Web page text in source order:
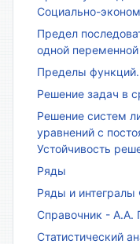
Социально-
Предел
одной переменной
Пределы
Решение задач в
Решение систем
уравнений с
Устойчивость
Ряды
Ряды и интегралы
Справочник - А.А.
Статистический